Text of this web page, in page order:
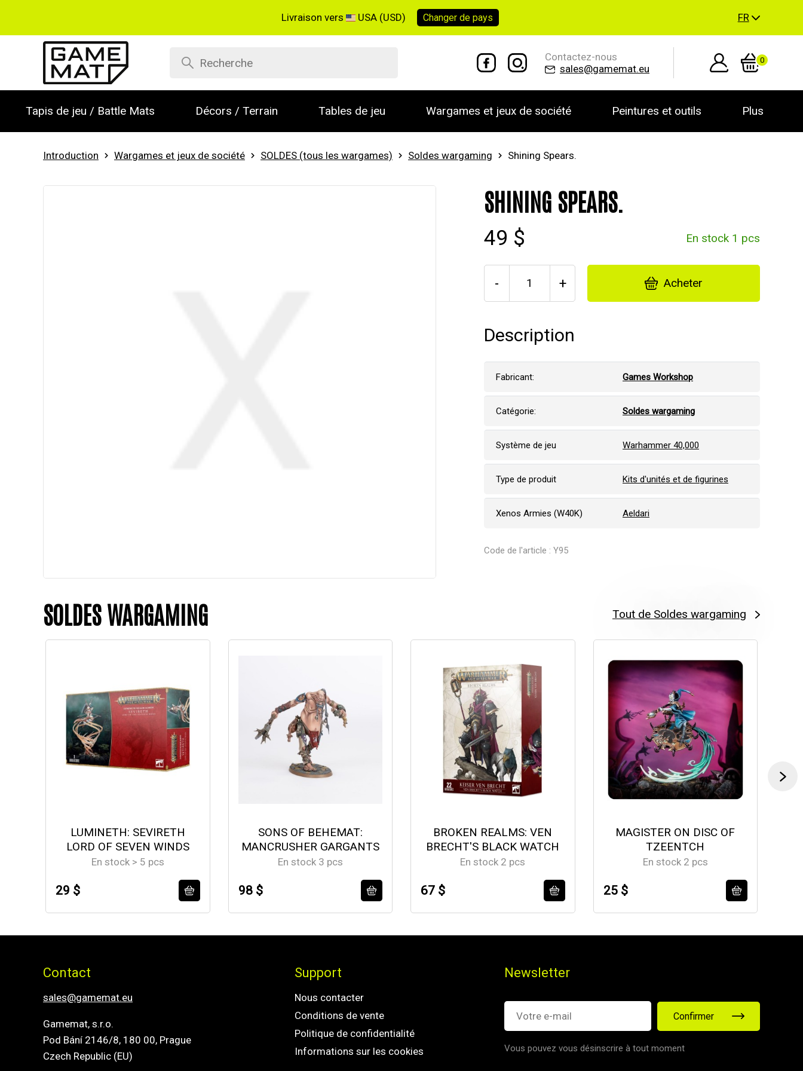
Livraison vers USA (USD) Changer depays FR
Contactez-nous
sales@gamemat.eu
0
Tapis de jeu / Battle Mats Décors / Terrain Tables de jeu Wargames et jeux de société Peintures et outils Plus
Introduction Wargames et jeux de société SOLDES (tous les wargames) Soldes wargaming Shining Spears.
SHINING SPEARS.
49 $ En stock 1 pcs
- + Acheter
Description
Fabricant: Games Workshop
Catégorie: Soldes wargaming
Système de jeu Warhammer 40,000
Type de produit Kits d'unités et de figurines
Xenos Armies (W40K) Aeldari
Code de l'article : Y95
SOLDES WARGAMING Tout de Soldes wargaming
LUMINETH: SEVIRETH
LORD OF SEVEN WINDS
En stock > 5 pcs
29 $
SONS OF BEHEMAT:
MANCRUSHER GARGANTS
En stock 3 pcs
98 $
BROKEN REALMS: VEN
BRECHT'S BLACK WATCH
En stock 2 pcs
67 $
MAGISTER ON DISC OF
TZEENTCH
En stock 2 pcs
25 $
Contact
sales@gamemat.eu
Gamemat, s.r.o.
Pod Bání 2146/8, 180 00, Prague
Czech Republic (EU)
Support
Nous contacter
Conditions de vente
Politique de confidentialité
Informations sur les cookies
Newsletter
Confirmer
Vous pouvez vous désinscrire à tout moment